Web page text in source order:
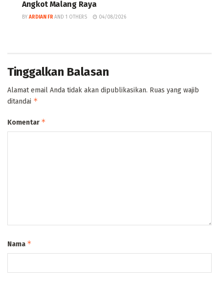
Angkot Malang Raya
BY ARDIAN FR AND 1 OTHERS 04/08/2026
Tinggalkan Balasan
Alamat email Anda tidak akan dipublikasikan. Ruas yang wajib
ditandai *
Komentar *
Nama *